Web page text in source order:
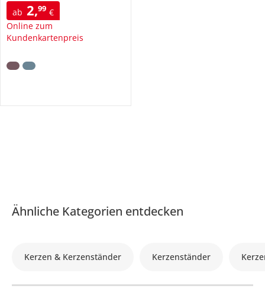
ab 2,99 €
Online zum
Kundenkartenpreis
Ähnliche Kategorien entdecken
Kerzen & Kerzenständer Kerzenständer